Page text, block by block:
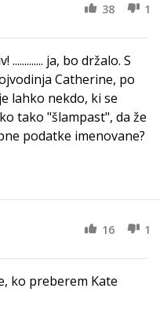
38 1
ja, bo držalo. S
Catherine, po
lahko nekdo, ki se
tako "šlampast", da že
podatke imenovane?
16 1
ko preberem Kate